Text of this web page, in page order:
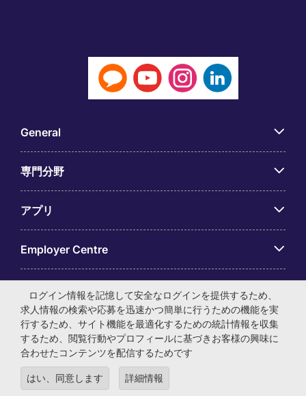
General
専門分野
アプリ
Employer Centre
© マイケル・ペイジ・インターナショナル・ジャパン株式会
社 法人番号：0104-01-043253 本社所在地：〒105-0001 東
京都港区虎ノ門4-3-13 ヒューリック神谷町ビル6階 有料職業
紹介事業許可番号：13-ユ-040405 ／ 労働者派遣事業許可番
号：派13-300434
ログイン情報を記憶して安全なログインを提供するため、
求人情報の検索や応募を迅速かつ簡単に行うための機能を実
行するため、サイト機能を最適化するための統計情報を収集
するため、閲覧行動やプロフィールに基づきお客様の興味に
合わせたコンテンツを配信するためです
はい、同意します 詳細情報